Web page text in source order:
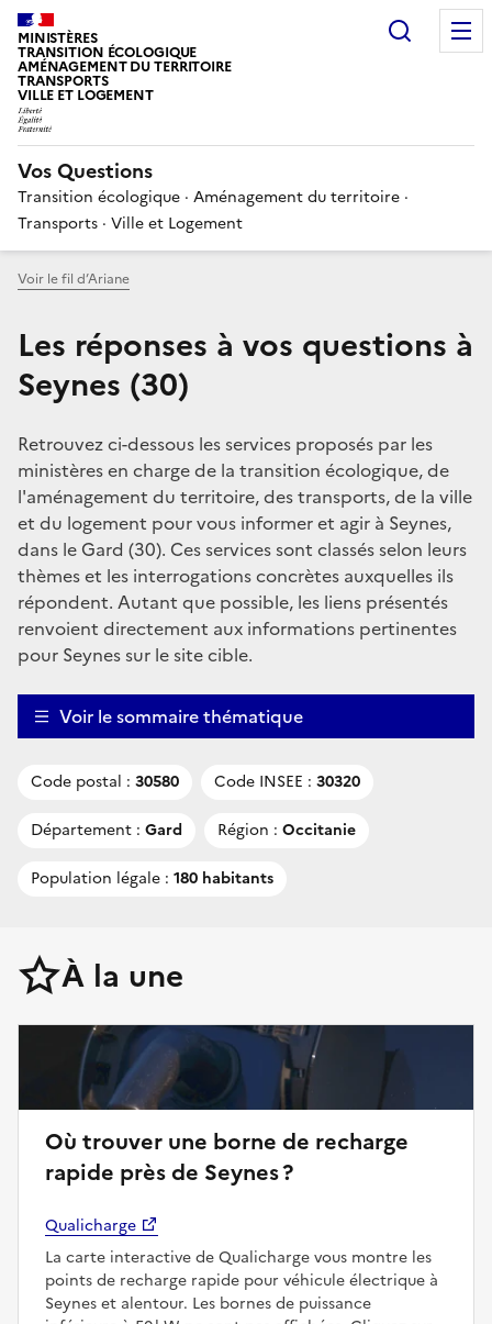
MINISTÈRES
TRANSITION ÉCOLOGIQUE
AMÉNAGEMENT DU TERRITOIRE
TRANSPORTS
VILLE ET LOGEMENT
Vos Questions
Transition écologique · Aménagement du territoire ·
Transports · Ville et Logement
Voir le fil d’Ariane
Les réponses à vos questions à
Seynes (30)
Retrouvez ci-dessous les services proposés par les
ministères en charge de la transition écologique, de
l'aménagement du territoire, des transports, de la ville
et du logement pour vous informer et agir à Seynes,
dans le Gard (30). Ces services sont classés selon leurs
thèmes et les interrogations concrètes auxquelles ils
répondent. Autant que possible, les liens présentés
renvoient directement aux informations pertinentes
pour Seynes sur le site cible.
Voir le sommaire thématique
Code postal : 30580 Code INSEE : 30320
Département : Gard Région : Occitanie
Population légale : 180 habitants
À la une
Où trouver une borne de recharge
rapide près de Seynes ?
Qualicharge
La carte interactive de Qualicharge vous montre les
points de recharge rapide pour véhicule électrique à
Seynes et alentour. Les bornes de puissance